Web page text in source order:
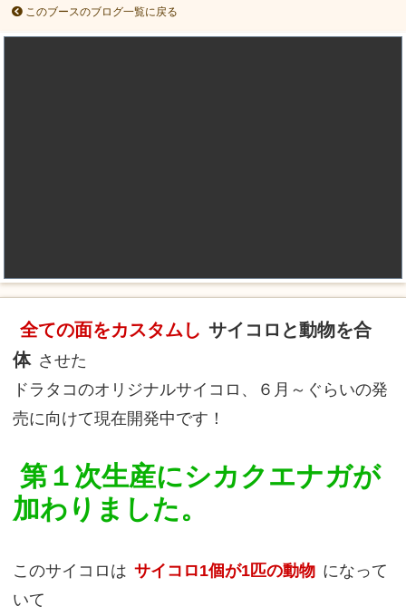
このブースのブログ一覧に戻る
全ての面をカスタムし サイコロと動物を合
体 させた
ドラタコのオリジナルサイコロ、６月～ぐらいの発
売に向けて現在開発中です！
第１次生産にシカクエナガが
加わりました。
このサイコロは サイコロ1個が1匹の動物 になって
いて